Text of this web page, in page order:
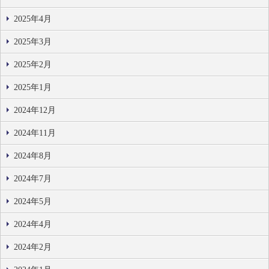
2025年4月
2025年3月
2025年2月
2025年1月
2024年12月
2024年11月
2024年8月
2024年7月
2024年5月
2024年4月
2024年2月